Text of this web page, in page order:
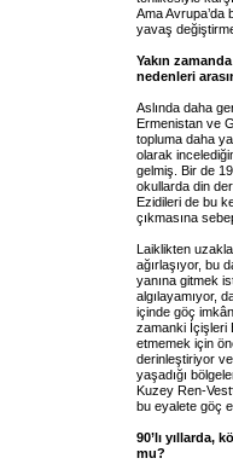
Ama
yavaş
Yakın
nedenleri
Aslında daha
Ermenistan ve
topluma daha
olarak
gelmiş. Bir de
okullarda din
Ezidileri de bu
çıkmasına
Laiklikten
ağırlaşıyor, bu
yanına gitmek
algılayamıyor,
içinde göç
zamanki İçişleri
etmemek için
derinleştiriyor
yaşadığı
Kuzey Ren-
bu eyalete göç
90’lı yıllarda,
mu?